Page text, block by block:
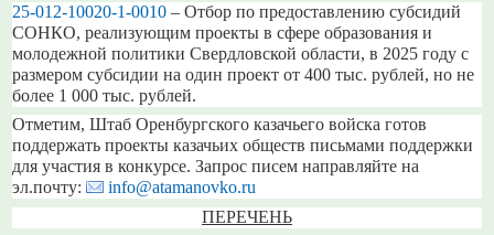
25-012-10020-1-0010 – Отбор по предоставлению субсидий
СОНКО, реализующим проекты в сфере образования и
молодежной политики Свердловской области, в 2025 году с
размером субсидии на один проект от 400 тыс. рублей, но не
более 1 000 тыс. рублей.
Отметим, Штаб Оренбургского казачьего войска готов
поддержать проекты казачьих обществ письмами поддержки
для участия в конкурсе. Запрос писем направляйте на
эл.почту:
info@atamanovko.ru
ПЕРЕЧЕНЬ